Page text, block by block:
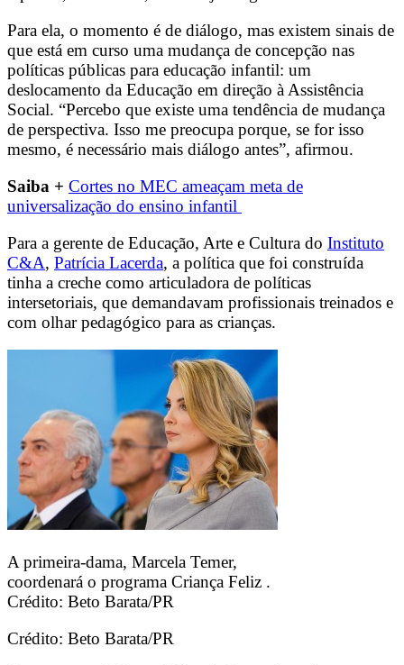
Para ela, o momento é de diálogo, mas existem sinais de
que está em curso uma mudança de concepção nas
políticas públicas para educação infantil: um
deslocamento da Educação em direção à Assistência
Social. “Percebo que existe uma tendência de mudança
de perspectiva. Isso me preocupa porque, se for isso
mesmo, é necessário mais diálogo antes”, afirmou.
Saiba + Cortes no MEC ameaçam meta de
universalização do ensino infantil
Para a gerente de Educação, Arte e Cultura do Instituto
C&A, Patrícia Lacerda, a política que foi construída
tinha a creche como articuladora de políticas
intersetoriais, que demandavam profissionais treinados e
com olhar pedagógico para as crianças.
A primeira-dama, Marcela Temer,
coordenará o programa Criança Feliz .
Crédito: Beto Barata/PR
Crédito: Beto Barata/PR